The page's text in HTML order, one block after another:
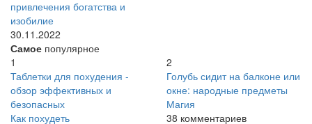
привлечения богатства и
изобилие
30.11.2022
Самое популярное
1
Таблетки для похудения -
обзор эффективных и
безопасных
Как похудеть
2
Голубь сидит на балконе или
окне: народные предметы
Магия
38 комментариев